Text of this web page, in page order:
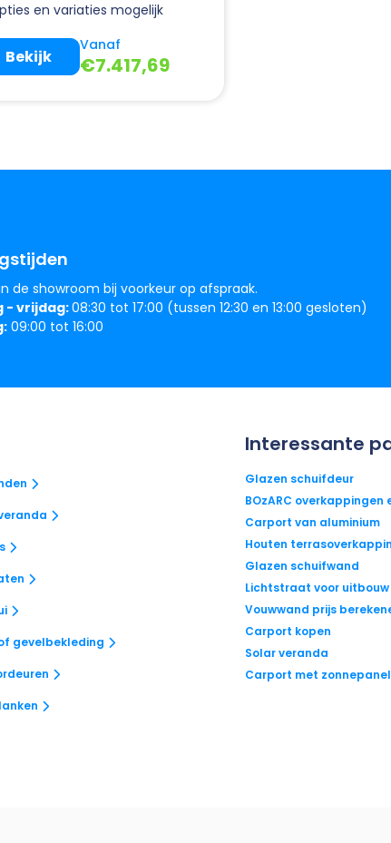
en variaties mogelijk
Vanaf
€7.417,69
Bekijk
de showroom bij voorkeur op afspraak.
- vrijdag:08:30 tot 17:00 (tussen 12:30 en 13:00 gesloten)
09:00 tot 16:00
gevelbekleding
Interessante
Glazen schuifdeur
BOzARC overkappingen
Carport van aluminium
Houten
Glazen schuifwand
Lichtstraat voor uitbouw
Vouwwand prijs
Carport kopen
Solar veranda
Carport met